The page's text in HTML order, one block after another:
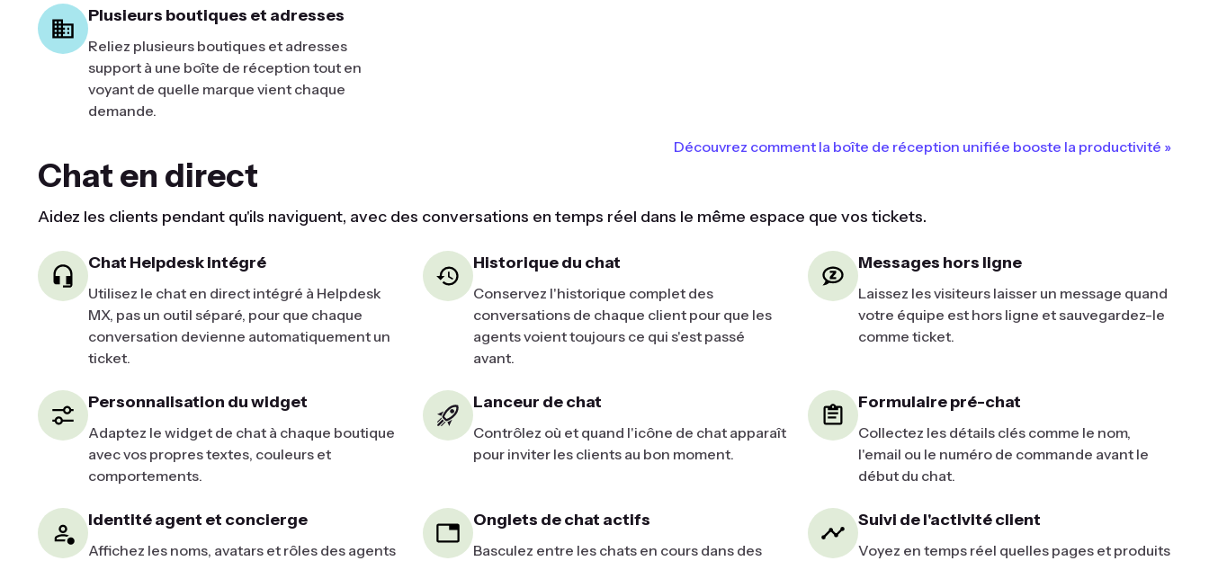
Plusieurs boutiques et adresses
Reliez plusieurs boutiques et adresses
support à une boîte de réception tout en
voyant de quelle marque vient chaque
demande.
Découvrez comment la boîte de réception unifiée booste la productivité »
Chat en direct
Aidez les clients pendant qu'ils naviguent, avec des conversations en temps réel dans le même espace que vos tickets.
Chat Helpdesk intégré
Utilisez le chat en direct intégré à Helpdesk
MX, pas un outil séparé, pour que chaque
conversation devienne automatiquement un
ticket.
Historique du chat
Conservez l'historique complet des
conversations de chaque client pour que les
agents voient toujours ce qui s'est passé
avant.
Messages hors ligne
Laissez les visiteurs laisser un message quand
votre équipe est hors ligne et sauvegardez-le
comme ticket.
Personnalisation du widget
Adaptez le widget de chat à chaque boutique
avec vos propres textes, couleurs et
comportements.
Lanceur de chat
Contrôlez où et quand l'icône de chat apparaît
pour inviter les clients au bon moment.
Formulaire pré-chat
Collectez les détails clés comme le nom,
l'email ou le numéro de commande avant le
début du chat.
Identité agent et concierge
Affichez les noms, avatars et rôles des agents
Onglets de chat actifs
Basculez entre les chats en cours dans des
Suivi de l'activité client
Voyez en temps réel quelles pages et produits